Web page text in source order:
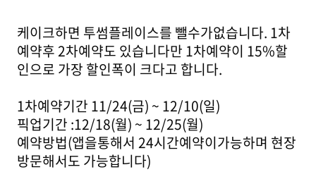
케이크하면 투썸플레이스를 뺄수가없습니다. 1차
예약후 2차예약도 있습니다만 1차예약이 15%할
인으로 가장 할인폭이 크다고 합니다.
1차예약기간 11/24(금) ~ 12/10(일)
픽업기간 :12/18(월) ~ 12/25(월)
예약방법(앱을통해서 24시간예약이가능하며 현장
방문해서도 가능합니다)